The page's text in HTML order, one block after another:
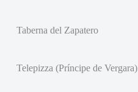
Taberna del Zapatero
Telepizza (Príncipe de Vergara)